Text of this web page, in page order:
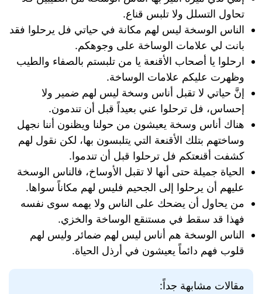
تحاول التسلل ولا تلبس قناع.
الناس الوسخة ليس لهم مكانة في حياتي فل يرحلوا فقد
بانت لي علامات الوساخة على وجوهكم.
ارحلوا يا أصحاب الأقنعة يا من تلبستم بالصفاء والطيب
وظهرت عليكم علامات الوساخة.
إنَّ حياتي لا تقبل أناس وسخة ليس لهم ضمير ولا
إحساس، فل ترحلوا عني بعيداً قبل أن تندمون.
هناك أناس وسخة يعيشون من حولنا ويظنون أننا نجهل
وساختهم بتلك الأقنعة التي يتلبسون بها، لكن نقول لهم
كشفت أقنعتكم فل ترحلوا قبل أن تندموا.
الحياة جميلة حتى أنها لا تقبل الأوساخ، فالناس الوسخة
عليهم أن يرحلوا إلى الجحيم فليس لهم مكاناً سواها.
من يحاول أن يضحك على الناس ولا يهمه سوى نفسه
فهذا قد سقط في مستنقع الوساخة والخزي.
الناس الوسخة هم أناس ليس لهم ضمائر وليس لهم
قلوب فهم دائماً يعيشون في أرذل الحياة.
مقالات مشابهة جداً: